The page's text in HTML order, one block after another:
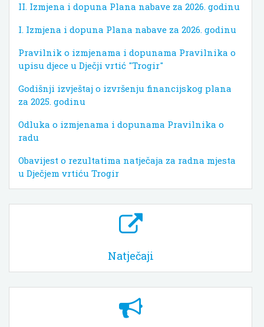
II. Izmjena i dopuna Plana nabave za 2026. godinu
I. Izmjena i dopuna Plana nabave za 2026. godinu
Pravilnik o izmjenama i dopunama Pravilnika o
upisu djece u Dječji vrtić "Trogir"
Godišnji izvještaj o izvršenju financijskog plana
za 2025. godinu
Odluka o izmjenama i dopunama Pravilnika o
radu
Obavijest o rezultatima natječaja za radna mjesta
u Dječjem vrtiću Trogir
Natječaji